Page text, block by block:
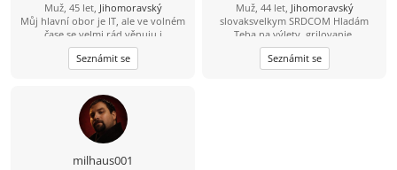
Muž, 45 let, Jihomoravský
Můj hlavní obor je IT, ale ve volném
čase se velmi rád věnuju i
humanitnějším věcem. Čas od času si
rád zasportuju či zahraju na kytaru.
Hledám někoho sympatického s
čem povídat. :)
Seznámit se
Muž, 44 let, Jihomoravský
slovaksvelkym SRDCOM Hladám
Teba na výlety, grilovanie,
spoločnosť pri každodenných
veciach. Zablokuje ma IBA jeptiška so
zašitou ... . Neopakujem po
Seznámit se
milhaus001